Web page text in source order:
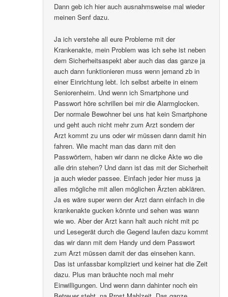
Dann geb ich hier auch ausnahmsweise mal wieder
meinen Senf dazu.
Ja ich verstehe all eure Probleme mit der
Krankenakte, mein Problem was ich sehe ist neben
dem Sicherheitsaspekt aber auch das das ganze ja
auch dann funktionieren muss wenn jemand zb in
einer Einrichtung lebt. Ich selbst arbeite in einem
Seniorenheim. Und wenn ich Smartphone und
Passwort höre schrillen bei mir die Alarmglocken.
Der normale Bewohner bei uns hat kein Smartphone
und geht auch nicht mehr zum Arzt sondern der
Arzt kommt zu uns oder wir müssen dann damit hin
fahren. Wie macht man das dann mit den
Passwörtern, haben wir dann ne dicke Akte wo die
alle drin stehen? Und dann ist das mit der Sicherheit
ja auch wieder passee. Einfach jeder hier muss ja
alles mögliche mit allen möglichen Ärzten abklären.
Ja es wäre super wenn der Arzt dann einfach in die
krankenakte gucken könnte und sehen was wann
wie wo. Aber der Arzt kann halt auch nicht mit pc
und Lesegerät durch die Gegend laufen dazu kommt
das wir dann mit dem Handy und dem Passwort
zum Arzt müssen damit der das einsehen kann.
Das ist unfassbar kompliziert und keiner hat die Zeit
dazu. Plus man bräuchte noch mal mehr
Einwilligungen. Und wenn dann dahinter noch ein